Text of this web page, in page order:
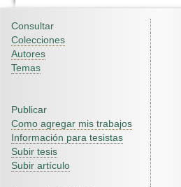
Consultar
Colecciones
Autores
Temas
Publicar
Como agregar mis trabajos
Información para tesistas
Subir tesis
Subir artículo